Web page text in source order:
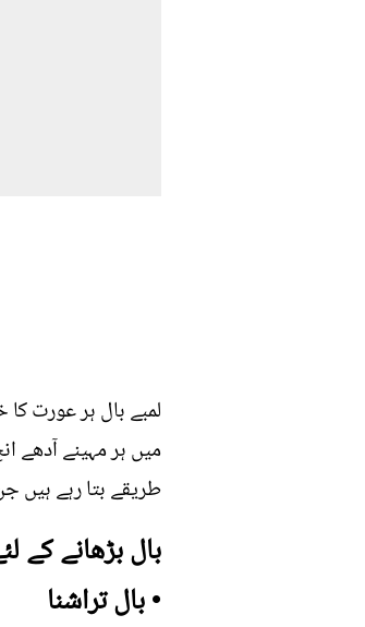
لمبے بال ہر عورت
میں ہر مہینے آدھے
طریقے بتا رہے ہیں
بال بڑھانے کے
• بال تراشنا